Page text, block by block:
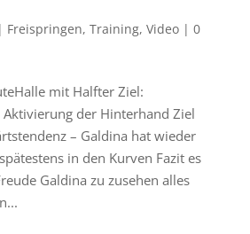
| Freispringen, Training, Video| 0
mit Halfter Ziel:
der Hinterhand Ziel
– Galdina hat wieder
in den Kurven Fazit es
Galdina zu zusehen alles